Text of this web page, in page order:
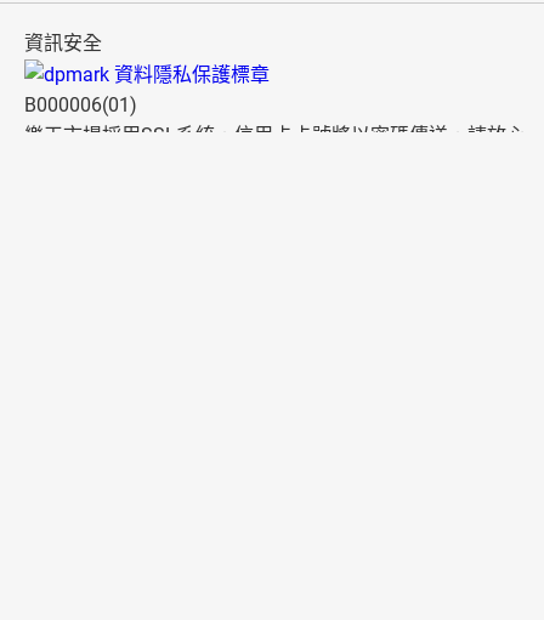
資訊安全
B000006(01)
樂天市場採用SSL系統，信用卡卡號將以密碼傳送，請放心